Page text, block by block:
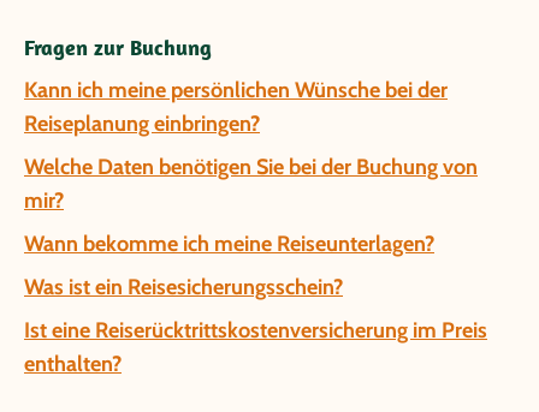
Fragen zur Buchung
Kann ich meine persönlichen Wünsche bei der
Reiseplanung einbringen?
Welche Daten benötigen Sie bei der Buchung von
mir?
Wann bekomme ich meine Reiseunterlagen?
Was ist ein Reisesicherungsschein?
Ist eine Reiserücktrittskostenversicherung im Preis
enthalten?